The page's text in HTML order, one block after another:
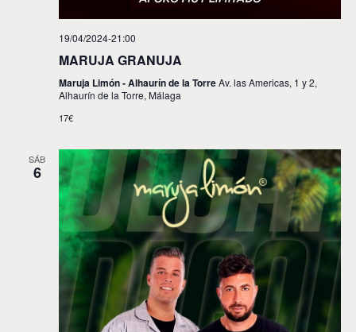
19/04/2024-21:00
MARUJA GRANUJA
Maruja Limón - Alhaurín de la TorreAv. las Americas, 1 y 2,
Alhaurín de la Torre, Málaga
17€
SÁB
6